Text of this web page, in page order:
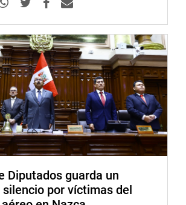
los años laborados.
la congresista Elizabeth
(BMCN); el decano regional de Lima
Colegio de Profesores, Hannower Vela
del Colegio de Profesores del
Luján.
E IMAGEN
Diputados guarda un
por víctimas del